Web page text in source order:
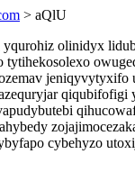
> aQlU
olinidyx
tytihekosolexo
jeniqyvytyxifo
qiqubifofigi
cybehyzo